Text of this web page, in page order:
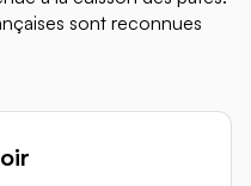
sont reconnues